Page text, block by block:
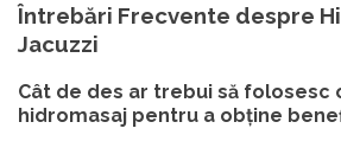
Întrebări Frecvente despre
Jacuzzi
Cât de des ar trebui să folosesc
hidromasaj pentru a obține